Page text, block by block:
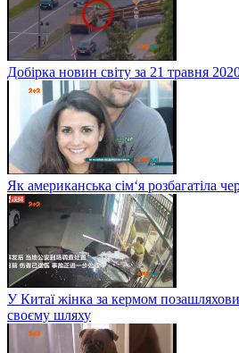
Добірка новин світу за 21 травня
Як американська сім‘я розбагатіла
У Китаї жінка за кермом
своєму шляху